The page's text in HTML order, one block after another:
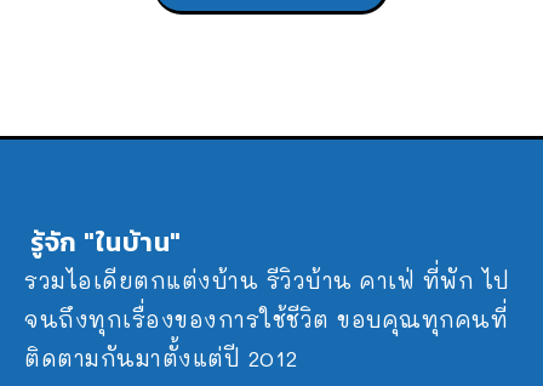
รู้จัก "ในบ้าน"
รวมไอเดียตกแต่งบ้าน รีวิวบ้าน คาเฟ่ ที่พัก ไป
จนถึงทุกเรื่องของการใช้ชีวิต ขอบคุณทุกคนที่
ติดตามกันมาตั้งแต่ปี 2012